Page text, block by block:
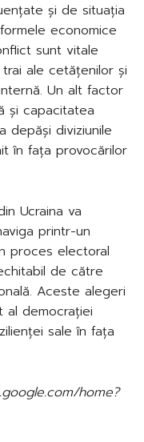
și de situația
economice
sunt vitale
ale cetățenilor și
Un alt factor
și capacitatea
depăși diviziunile
în fața provocărilor
Ucraina va
printr-un
proces electoral
de către
Aceste alegeri
democrației
sale în fața
home?